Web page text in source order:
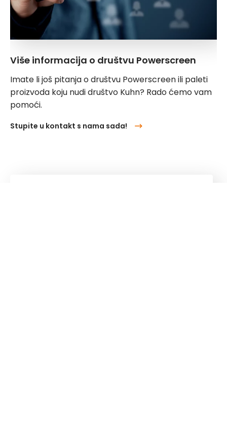
Više informacija o društvu Powerscreen
Imate li još pitanja o društvu Powerscreen ili paleti
proizvoda koju nudi društvo Kuhn? Rado ćemo vam
pomoći.
Stupite u kontakt s nama sada!